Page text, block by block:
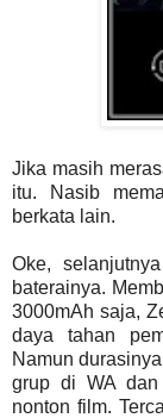
Jika masih
itu. Nasib
berkata lain.
Oke,
baterainya.
3000mAh saja,
daya tahan
Namun
grup di WA dan
nonton film.